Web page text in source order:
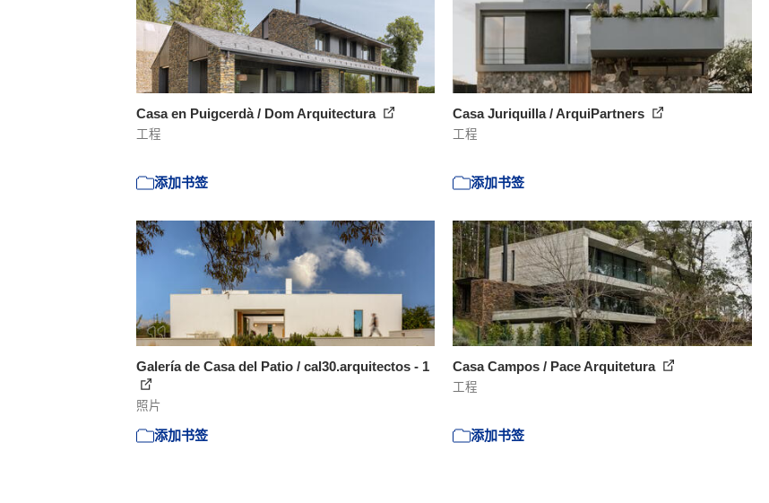
Casa en Puigcerdà / Dom Arquitectura
工程
添加书签
Casa Juriquilla / ArquiPartners
工程
添加书签
Galería de Casa del Patio / cal30.arquitectos - 1
照片
添加书签
Casa Campos / Pace Arquitetura
工程
添加书签